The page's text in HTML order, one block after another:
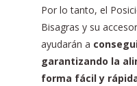
Por lo tanto, el
Bisagras y su
ayudarán a
garantizando la
forma fácil y